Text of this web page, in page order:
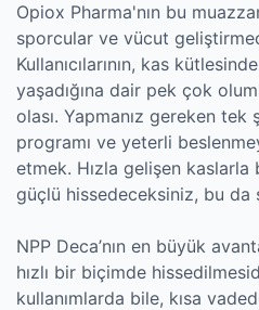
Opiox Pharma'nın bu
sporcular ve vücut
Kullanıcılarının, kas
yaşadığına dair pek çok
olası. Yapmanız gereken
programı ve yeterli
etmek. Hızla gelişen
güçlü hissedeceksiniz, bu
NPP Deca’nın en büyük
hızlı bir biçimde
kullanımlarda bile, kısa